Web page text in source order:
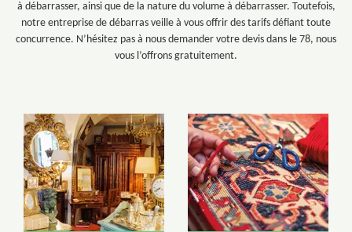
à débarrasser, ainsi que de la nature du volume à débarrasser. Toutefois,
notre entreprise de débarras veille à vous offrir des tarifs défiant toute
concurrence. N’hésitez pas à nous demander votre devis dans le 78, nous
vous l’offrons gratuitement.